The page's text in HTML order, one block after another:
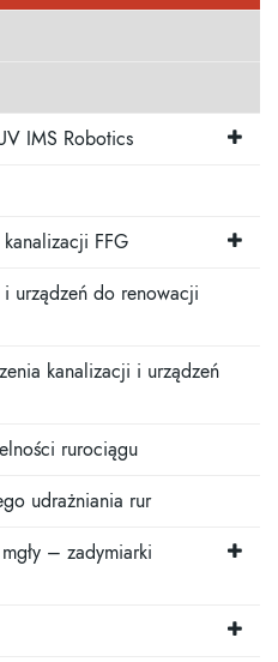
IMS Robotics
FFG
i urządzeń do renowacji
kanalizacji i urządzeń
rurociągu
udrażniania rur
– zadymiarki